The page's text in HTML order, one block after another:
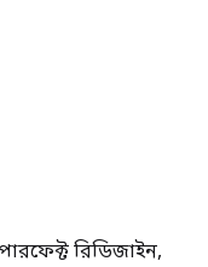
রিডিজাইন,